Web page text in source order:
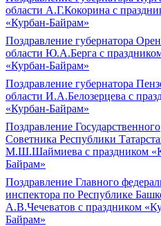
области А.Г.Кокорина с
«Курбан-Байрам»
Поздравление губернатора
области Ю.А.Берга с
«Курбан-Байрам»
Поздравление губернатора
области И.А.Белозерцева с
«Курбан-Байрам»
Поздравление Государственного
Советника Республики
М.Ш.Шаймиева с праздником
Байрам»
Поздравление Главного
инспектора по Республике
А.В.Чечеватов с праздником
Байрам»